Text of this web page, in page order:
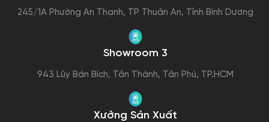
245/1A Phường An Thạnh, TP Thuận An, Tỉnh Bình Dương
Showroom 3
943 Lũy Bán Bích, Tân Thành, Tân Phú, TP.HCM
Xưởng Sản Xuất